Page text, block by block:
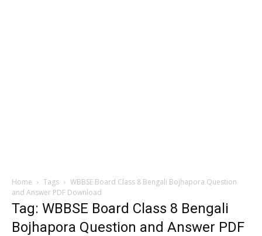
Home Tags
WBBSE Board Class 8 Bengali Bojhapora Question
and Answer PDF Download
Tag: WBBSE Board Class 8 Bengali
Bojhapora Question and Answer PDF